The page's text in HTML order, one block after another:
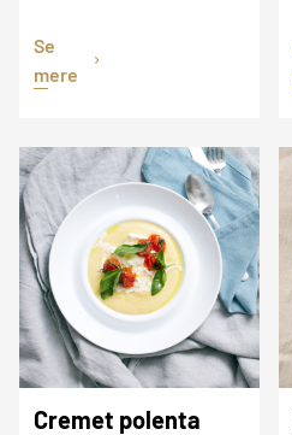
Se
mere
Cremet polenta